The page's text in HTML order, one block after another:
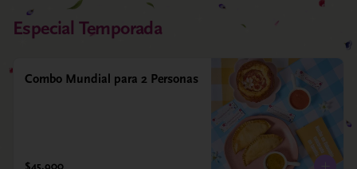
Especial Temporada
Combo Mundial para 2 Personas